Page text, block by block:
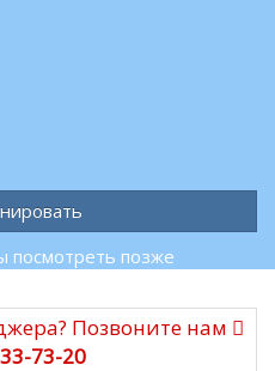
посмотреть позже
Позвоните нам
73-20